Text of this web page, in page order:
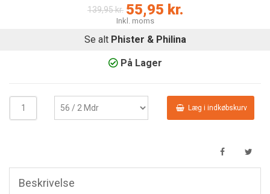
139,95 kr. 55,95 kr.
Inkl. moms
Se alt Phister & Philina
På Lager
Læg i indkøbskurv
Beskrivelse